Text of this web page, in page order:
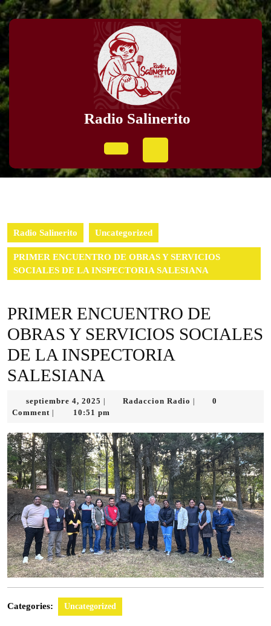
Skip
to
content
Radio Salinerito
Button
Radio Salinerito Uncategorized
PRIMER ENCUENTRO DE OBRAS Y SERVICIOS
SOCIALES DE LA INSPECTORIA SALESIANA
PRIMER ENCUENTRO DE
OBRAS Y SERVICIOS SOCIALES
DE LA INSPECTORIA
SALESIANA
septiembre 4, 2025 septiembre
4,
Radaccion Radio Radaccion
0
Comment
10:51 pm
Categories: Uncategorized